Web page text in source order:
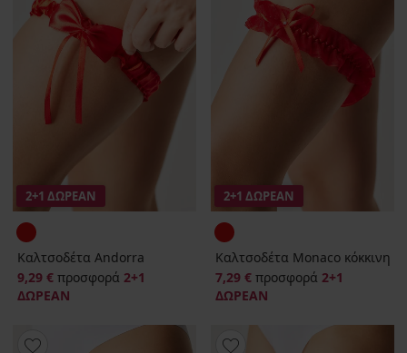
2+1 ΔΩΡΕΑΝ
Καλτσοδέτα Andorra
9,29 € προσφορά 2+1
ΔΩΡΕΑΝ
2+1 ΔΩΡΕΑΝ
Καλτσοδέτα Monaco κόκκινη
7,29 € προσφορά 2+1
ΔΩΡΕΑΝ